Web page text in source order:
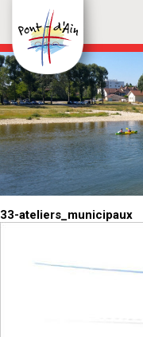
33-ateliers_municipaux